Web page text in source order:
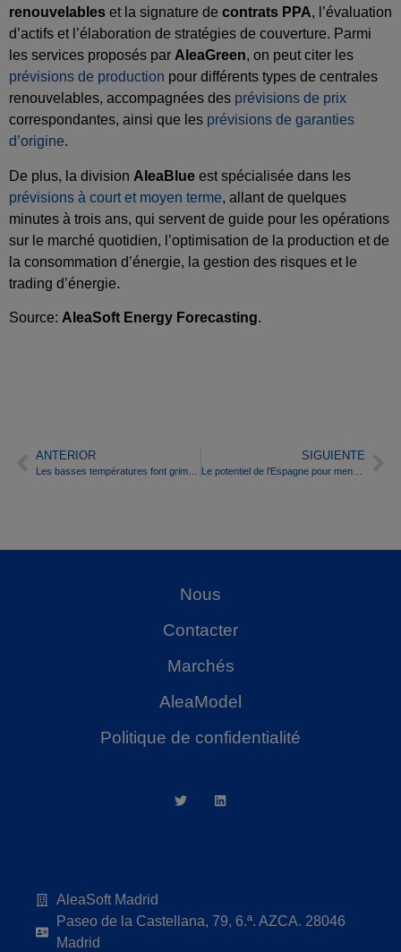
renouvelables et la signature de contrats PPA, l’évaluation
d’actifs et l’élaboration de stratégies de couverture. Parmi
les services proposés par AleaGreen, on peut citer les
prévisions de production pour différents types de centrales
renouvelables, accompagnées des prévisions de prix
correspondantes, ainsi que les prévisions de garanties
d’origine.
De plus, la division AleaBlue est spécialisée dans les
prévisions à court et moyen terme, allant de quelques
minutes à trois ans, qui servent de guide pour les opérations
sur le marché quotidien, l’optimisation de la production et de
la consommation d’énergie, la gestion des risques et le
trading d’énergie.
Source: AleaSoft Energy Forecasting.
ANTERIOR SIGUIENTE
Le potentiel de l’Espagne pour mener le développement des centres de données
Nous
Contacter
Marchés
AleaModel
Politique de confidentialité
AleaSoft Madrid
Paseo de la Castellana, 79, 6.ª. AZCA. 28046
Madrid